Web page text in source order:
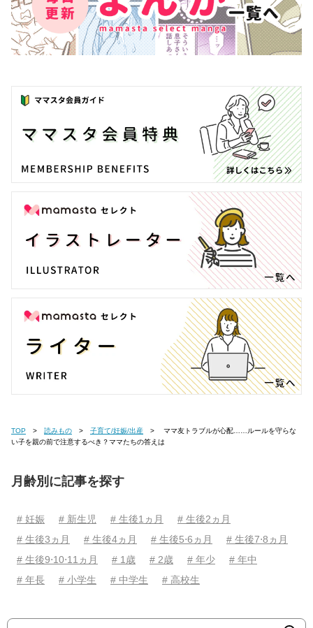
TOP 読みもの 子育て/妊娠/出産
い子を親の前で注意するべき？ママたちの答えは
月齢別に記事を探す
# 妊娠 # 新生児 # 生後1ヵ月
# 生後2ヵ月
# 生後3ヵ月
# 生後4ヵ月 # 生後5⋅6ヵ月
# 生後7⋅8ヵ月
# 生後9⋅10⋅11ヵ月
# 1歳 # 2歳 # 年少
# 年中
# 年長
# 小学生 # 中学生 # 高校生